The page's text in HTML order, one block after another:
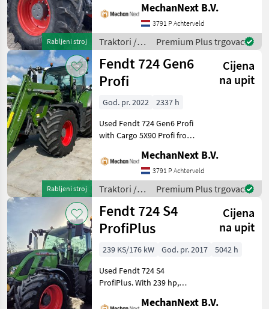
Rabljeni stroj
working hours.
Specifications Cat. 2 front
linkage, optionally
including PTO Hydr
MechanNext B.V.
3791 P Achterveld
Traktori /
Fendt
Premium Plus trgovac
Rabljeni stroj
Fendt 724 Gen6
Profi
Cijena
na upit
God. pr. 2022
2337 h
Used Fendt 724 Gen6 Profi
with Cargo 5X90 Profi front
2022 and 2, 337 operating
linkage 5x double-acting
MechanNext B.V.
3791 P Achterveld
Traktori /
Fendt
Premium Plus trgovac
Fendt 724 S4
ProfiPlus
Cijena
na upit
239 KS/176 kW God. pr. 2017
5042 h
Used Fendt 724 S4
ProfiPlus. With 239 hp,
year of manufacture 2017.
MechanNext B.V.